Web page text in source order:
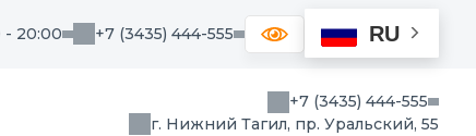
- 20:00 +7 (3435) 444-555 RU
+7 (3435) 444-555
г. Нижний Тагил, пр. Уральский, 55